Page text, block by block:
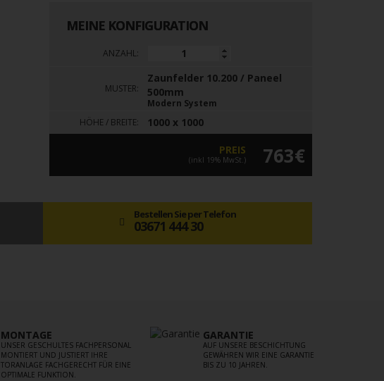
MEINE KONFIGURATION
ANZAHL:
MUSTER:
Zaunfelder 10.200 / Paneel
500mm
Modern System
HÖHE / BREITE: 1000 x 1000
PREIS
(inkl 19% MwSt.) 763€
Bestellen Sie per Telefon
03671 444 30
MONTAGE
UNSER GESCHULTES FACHPERSONAL
MONTIERT UND JUSTIERT IHRE
TORANLAGE FACHGERECHT FÜR EINE
OPTIMALE FUNKTION.
GARANTIE
AUF UNSERE BESCHICHTUNG
GEWÄHREN WIR EINE GARANTIE
BIS ZU 10 JAHREN.